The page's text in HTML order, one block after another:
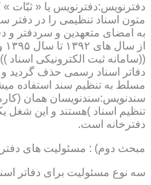
دفترنویس:دفترنویس یا « ثبّات »
متون اسناد تنظیمی را در دفتر
به امضای متعهدین و سردفتر و
((سامانه ثبت الکترونیکی اسناد
دفاتر اسناد رسمی حذف گردید و
مسلط به تنظیم سند استفاده
سندنویس:سندنویسان همان
تنظیم اسناد )هستند و این شغل
دفترخانه است.
مبحث دوم) : مسئولیت های
سه نوع مسئولیت برای دفاتر